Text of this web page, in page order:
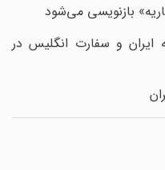
بازنویسی می‌شود
و سفارت انگلیس در